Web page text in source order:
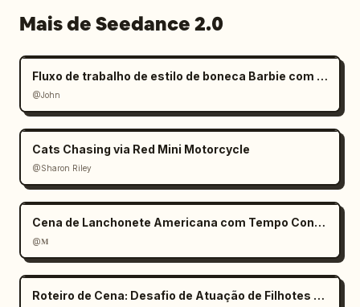
Mais de Seedance 2.0
Fluxo de trabalho de estilo de boneca Barbie com mãos gigantes
@John
Cats Chasing via Red Mini Motorcycle
@Sharon Riley
Cena de Lanchonete Americana com Tempo Congelado
@𝐌
Roteiro de Cena: Desafio de Atuação de Filhotes com IA